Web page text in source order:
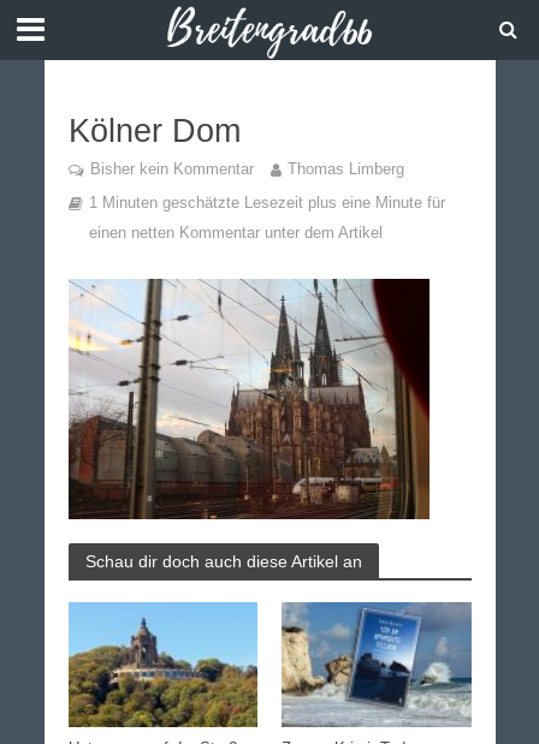
Kölner Dom
Bisher kein Kommentar
Thomas Limberg
1 Minuten geschätzte Lesezeit plus eine Minute für
einen netten Kommentar unter dem Artikel
Schau dir doch auch diese Artikel an